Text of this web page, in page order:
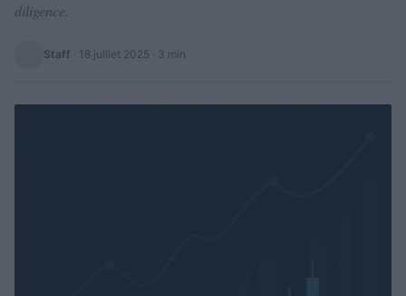
diligence.
Staff · 18 juillet 2025 · 3 min